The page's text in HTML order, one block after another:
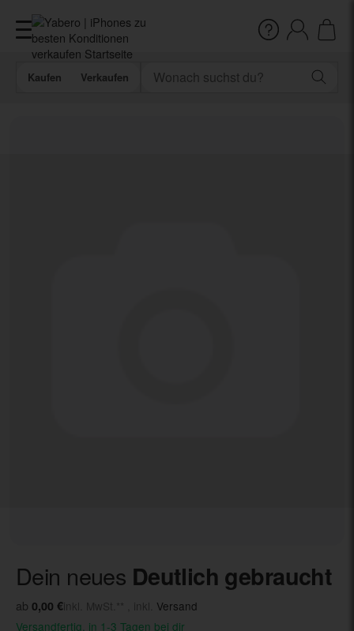
Kaufen Verkaufen
Dein neues Deutlich gebraucht
ab 0,00 €inkl. MwSt.** , inkl. Versand
Versandfertig, in 1-3 Tagen bei dir